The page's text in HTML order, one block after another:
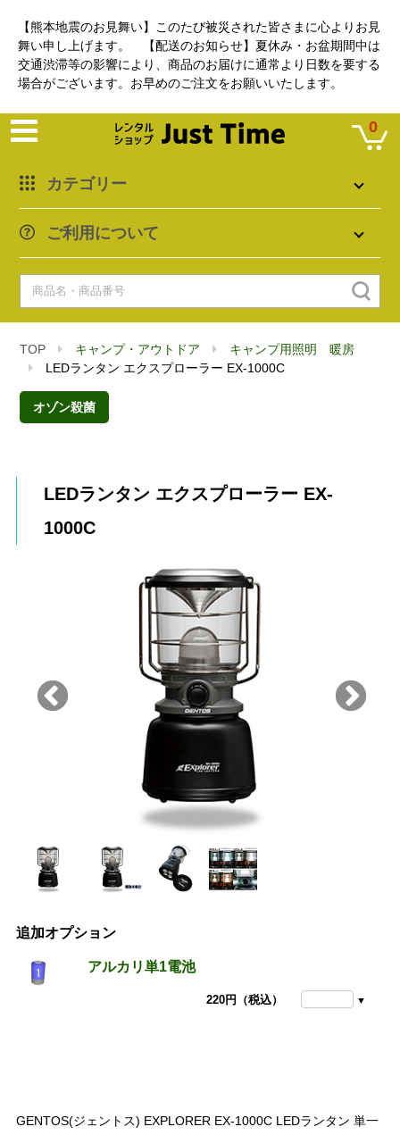
【熊本地震のお見舞い】このたび被災された皆さまに心よりお見
舞い申し上げます。 【配送のお知らせ】夏休み・お盆期間中は
交通渋滞等の影響により、商品のお届けに通常より日数を要する
場合がございます。お早めのご注文をお願いいたします。
カテゴリー
ご利用について
0
TOP キャンプ・アウトドア
キャンプ用照明 暖房
LEDランタン エクスプローラー EX-1000C
オゾン殺菌
LEDランタン エクスプローラー EX-
1000C
追加オプション
アルカリ単1電池
220円（税込）
GENTOS(ジェントス) EXPLORER EX-1000C LEDランタン 単一